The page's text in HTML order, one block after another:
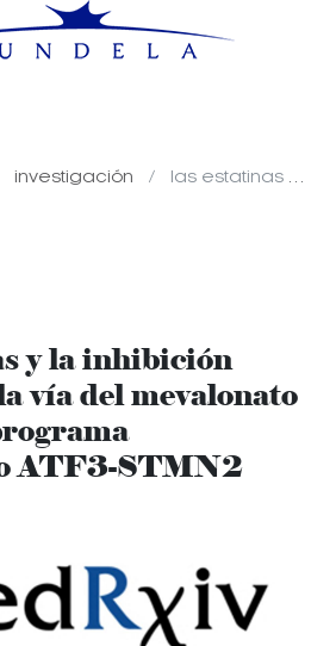
investigación las estatinas y la inhibición genética de la vía del mevalonato activan un programa regenerativo atf3-stmn2
y la inhibición
vía del mevalonato
ATF3-STMN2